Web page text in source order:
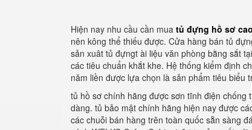
Hiện nay nhu cầu cần mua tủ đựng hồ sơ
nên kông thể thiếu được. Cửa hàng bán tủ
sản xuât tủ đựngt ài liệu văn phòng bằng sắt
các tiêu chuẩn khắt khe. Hệ thống kiểm định
năm liền được lựa chọn là sản phẩm tiêu biểu
tủ hồ sơ chính hãng được sơn tĩnh điện chống
dàng. tủ bảo mật chính hãng hiện nay được
các chuỗi bán hàng trên toàn quốc sẵn sàng